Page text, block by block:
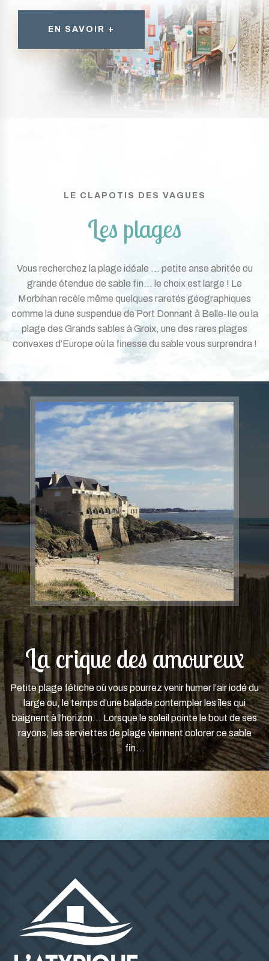
EN SAVOIR +
LE CLAPOTIS DES VAGUES
Les plages
Vous recherchez la plage idéale … petite anse abritée ou
grande étendue de sable fin… le choix est large ! Le
Morbihan recèle même quelques raretés géographiques
comme la dune suspendue de Port Donnant à Belle-Ile ou la
plage des Grands sables à Groix, une des rares plages
convexes d’Europe où la finesse du sable vous surprendra !
La crique des amoureux
Petite plage fétiche où vous pourrez venir humer l’air iodé du
large ou, le temps d’une balade contempler les îles qui
baignent à l’horizon... Lorsque le soleil pointe le bout de ses
rayons, les serviettes de plage viennent colorer ce sable
fin...